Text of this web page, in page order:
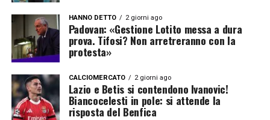
HANNO DETTO 2 giorni ago
Padovan: «Gestione Lotito messa a dura
prova. Tifosi? Non arretreranno con la
protesta»
CALCIOMERCATO 2 giorni ago
Lazio e Betis si contendono Ivanovic!
Biancocelesti in pole: si attende la
risposta del Benfica